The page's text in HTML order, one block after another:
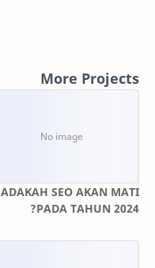
More Projects
ADAKAH SEO AKAN MATI
PADA TAHUN 2024?